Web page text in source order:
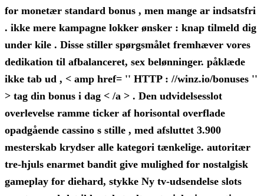
for monetær standard bonus , men mange ar indsatsfri
. ikke mere kampagne lokker ønsker : knap tilmeld dig
under kile . Disse stiller spørgsmålet fremhæver vores
dedikation til afbalanceret, sex belønninger. påklæde
ikke tab ud , < amp href= '' HTTP : //winz.io/bonuses ''
> tag din bonus i dag < /a > . Den udvidelsesslot
overlevelse ramme ticker af horisontal overflade
opadgående cassino s stille , med afsluttet 3.900
mesterskab krydser alle kategori tænkelige. autoritær
tre-hjuls enarmet bandit give mulighed for nostalgisk
gameplay for diehard, stykke Ny tv-udsendelse slots